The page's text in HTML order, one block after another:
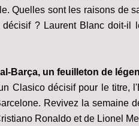
Quelles sont les raisons de
décisif ? Laurent Blanc doit-
Barça, un feuilleton de
Clasico décisif pour le titre,
Revivez la semaine
Ronaldo et de Lionel